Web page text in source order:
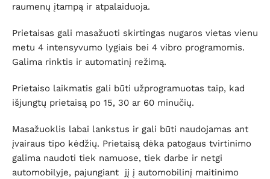
raumenų įtampą ir atpalaiduoja.
Prietaisas gali masažuoti skirtingas nugaros vietas vienu
metu 4 intensyvumo lygiais bei 4 vibro programomis.
Galima rinktis ir automatinį režimą.
Prietaiso laikmatis gali būti užprogramuotas taip, kad
išjungtų prietaisą po 15, 30 ar 60 minučių.
Masažuoklis labai lankstus ir gali būti naudojamas ant
įvairaus tipo kėdžių. Prietaisą dėka patogaus tvirtinimo
galima naudoti tiek namuose, tiek darbe ir netgi
automobilyje, pajungiant jį į automobilinį maitinimo